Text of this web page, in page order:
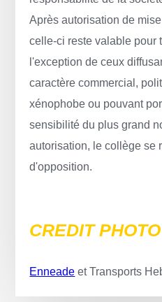
Après autorisation de
celle-ci reste valable pour
l'exception de ceux
caractère commercial,
xénophobe ou pouvant
sensibilité du plus grand
autorisation, le collège se
d'opposition.
CREDIT PHOTO
Enneade et Transports